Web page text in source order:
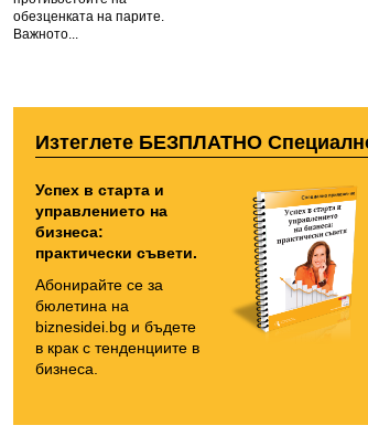
обезценката на парите.
Важното...
Изтеглете БЕЗПЛАТНО
Успех в старта и
управлението на
бизнеса:
практически съвети.
Абонирайте се за
бюлетина на
biznesidei.bg и бъдете
в крак с тенденциите в
бизнеса.